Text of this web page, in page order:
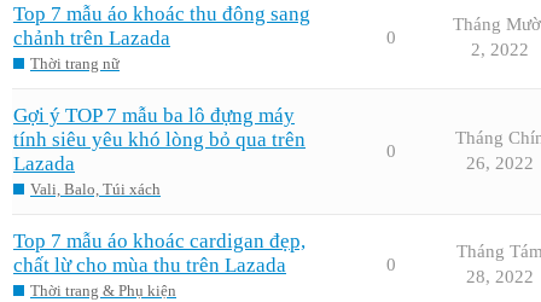
Top 7 mẫu áo khoác thu đông sang
chảnh trên Lazada
Thời trang nữ
0
Tháng
2, 2022
Gợi ý TOP 7 mẫu ba lô đựng máy
tính siêu yêu khó lòng bỏ qua trên
Lazada
Vali, Balo, Túi xách
0
Tháng
26, 2022
Top 7 mẫu áo khoác cardigan đẹp,
chất lừ cho mùa thu trên Lazada
Thời trang & Phụ kiện
0
Tháng
28, 2022